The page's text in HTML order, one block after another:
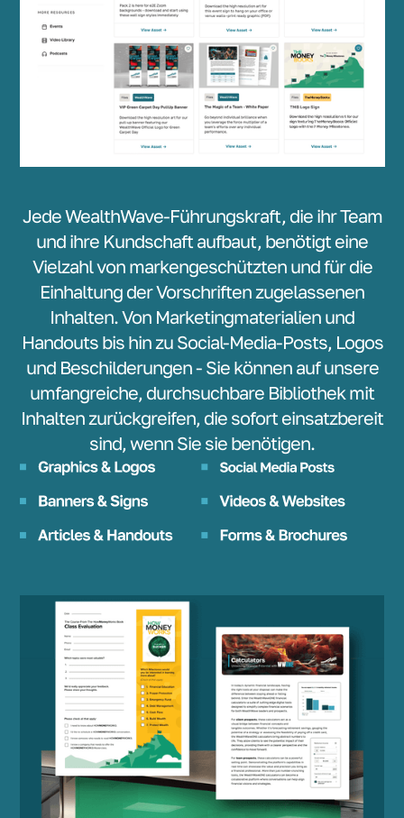
Jede WealthWave-Führungskraft, die ihr Team
und ihre Kundschaft aufbaut, benötigt eine
Vielzahl von markengeschützten und für die
Einhaltung der Vorschriften zugelassenen
Inhalten. Von Marketingmaterialien und
Handouts bis hin zu Social-Media-Posts, Logos
und Beschilderungen - Sie können auf unsere
umfangreiche, durchsuchbare Bibliothek mit
Inhalten zurückgreifen, die sofort einsatzbereit
sind, wenn Sie sie benötigen.